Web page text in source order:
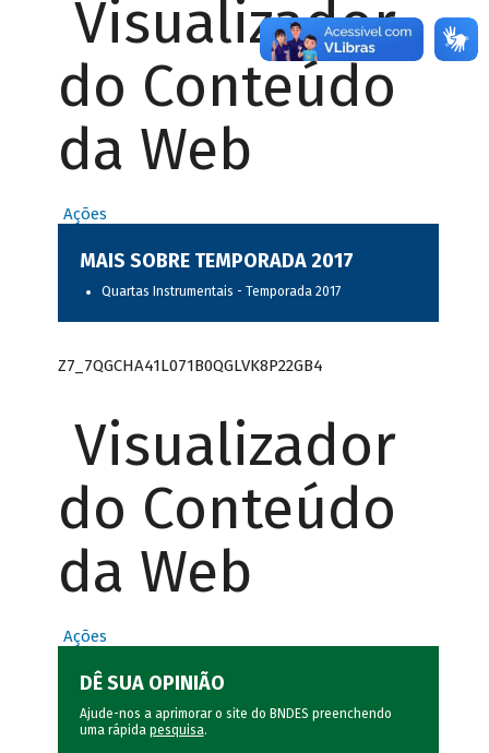
Visualizador
do Conteúdo
da Web
Ações
MAIS SOBRE TEMPORADA 2017
Quartas Instrumentais - Temporada 2017
Z7_7QGCHA41L071B0QGLVK8P22GB4
Visualizador
do Conteúdo
da Web
Ações
DÊ SUA OPINIÃO
Ajude-nos a aprimorar o site do BNDES preenchendo
uma rápida pesquisa.